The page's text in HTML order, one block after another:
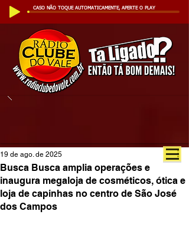
CASO NÃO TOQUE AUTOMATICAMENTE, APERTE O PLAY
Busca Busca amplia operações e
inaugura megaloja de cosméticos, ótica e
loja de capinhas no centro de São José
dos Campos
19 de ago. de 2025